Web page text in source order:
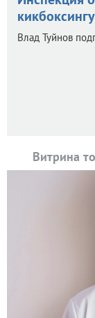
кикбоксингу
Влад Туйнов
Витрина